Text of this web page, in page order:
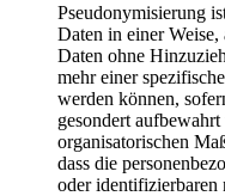
Pseudonymisierung
Daten in einer Weise,
Daten ohne
mehr einer
werden können,
gesondert
organisatorischen
dass die
oder identifizierbaren